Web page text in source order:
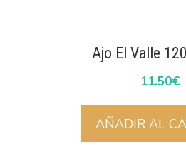
Ajo El Valle
11.50€
AÑADIR AL